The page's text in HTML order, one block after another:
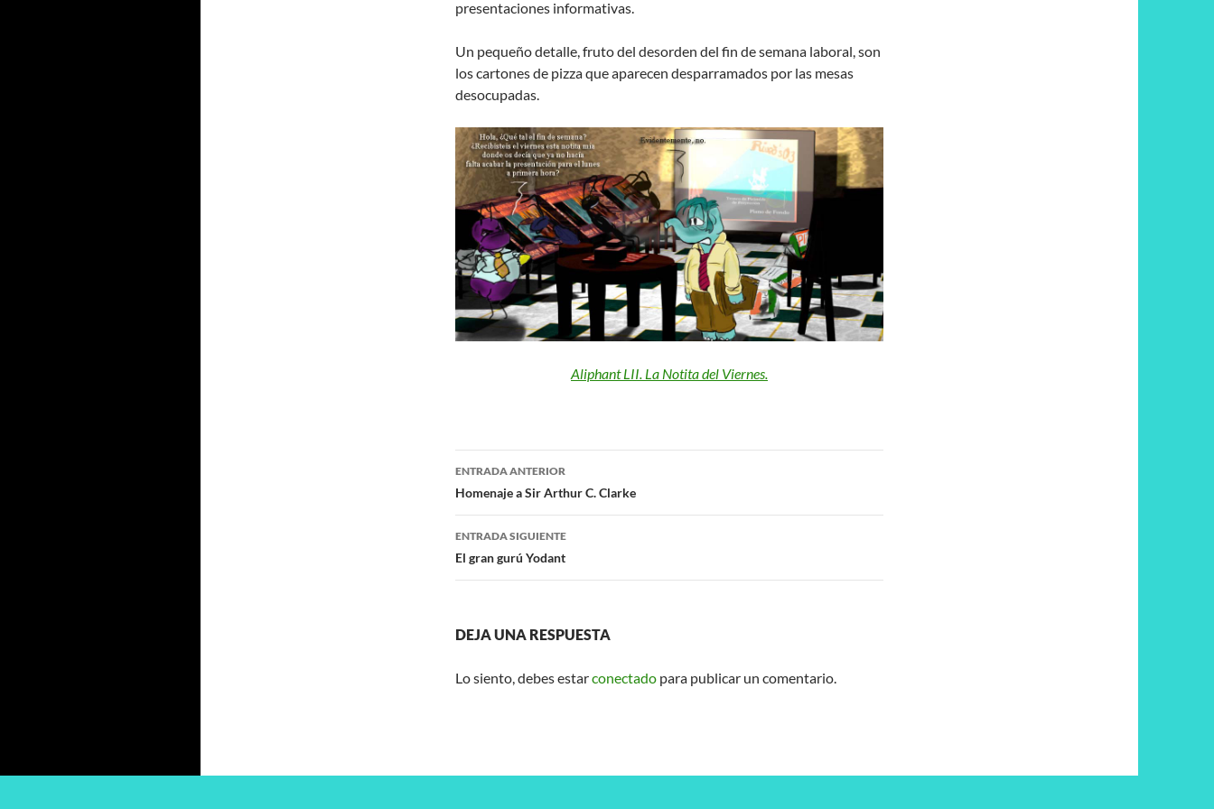
presentaciones informativas.
Un pequeño detalle, fruto del desorden del fin de semana laboral, son
los cartones de pizza que aparecen desparramados por las mesas
desocupadas.
Aliphant LII. La Notita del Viernes.
Navegación
de
entradas
ENTRADA ANTERIOR
Homenaje a Sir Arthur C. Clarke
ENTRADA SIGUIENTE
El gran gurú Yodant
DEJA UNA RESPUESTA
Lo siento, debes estarconectado para publicar un comentario.